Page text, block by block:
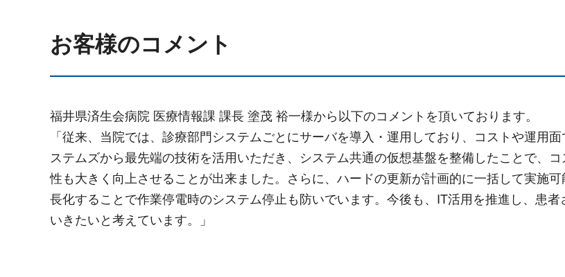
お客様のコメント
福井県済生会病院 医療情報課 課長 塗茂 裕一様から以下のコメントを頂いております。
「従来、当院では、診療部門システムごとにサーバを導入・運用しており、コストや運用
ステムズから最先端の技術を活用いただき、システム共通の仮想基盤を整備したことで、
性も大きく向上させることが出来ました。さらに、ハードの更新が計画的に一括して実施
長化することで作業停電時のシステム停止も防いでいます。今後も、IT活用を推進し、患
いきたいと考えています。」